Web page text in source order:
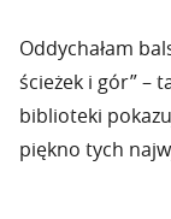
Oddychałam
ścieżek i gór” –
biblioteki
piękno tych